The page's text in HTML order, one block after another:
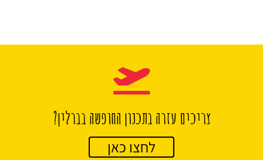
צריכים עזרה בתכנון החופשה בברלין?
לחצו כאן